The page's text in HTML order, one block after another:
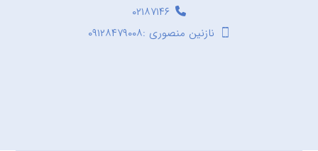
۰۲۱۸۷۱۴۶
نازنین منصوری :۰۹۱۲۸۴۷۹۰۰۸